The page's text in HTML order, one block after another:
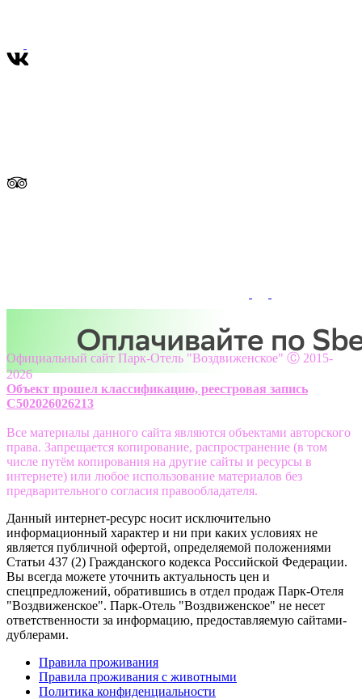
Официальный сайт Парк-Отель "Воздвиженское" Ⓒ 2015-
2026
Объект прошел классификацию, реестровая запись
С502026026213
Все материалы данного сайта являются объектами авторского
права. Запрещается копирование, распространение (в том
числе путём копирования на другие сайты и ресурсы в
интернете) или любое использование материалов без
предварительного согласия правообладателя.
Данный интернет-ресурс носит исключительно
информационный характер и ни при каких условиях не
является публичной офертой, определяемой положениями
Статьи 437 (2) Гражданского кодекса Российской Федерации.
Вы всегда можете уточнить актуальность цен и
спецпредложений, обратившись в отдел продаж Парк-Отеля
"Воздвиженское". Парк-Отель "Воздвиженское" не несет
ответственности за информацию, предоставляемую сайтами-
дублерами.
Правила проживания
Правила проживания с животными
Политика конфиденциальности